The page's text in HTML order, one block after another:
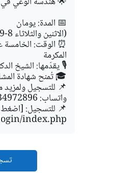
📅 المدة: يومان
(الاثنين والثلاثاء 8-9 / 9 / 2025)
⏰ الوقت: الخامسة عصرًا –
🎙️ يقدّمها: الشيخ الدكتور
🎓 تُمنح شهادة المشاركة
📌 للتسجيل ولمزيد من
واتساب: 00989334972896
📌 للتسجيل: [اضغط هنا]
login/index.php